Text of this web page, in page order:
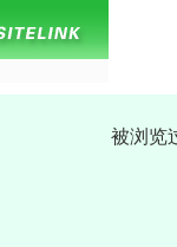
被浏览